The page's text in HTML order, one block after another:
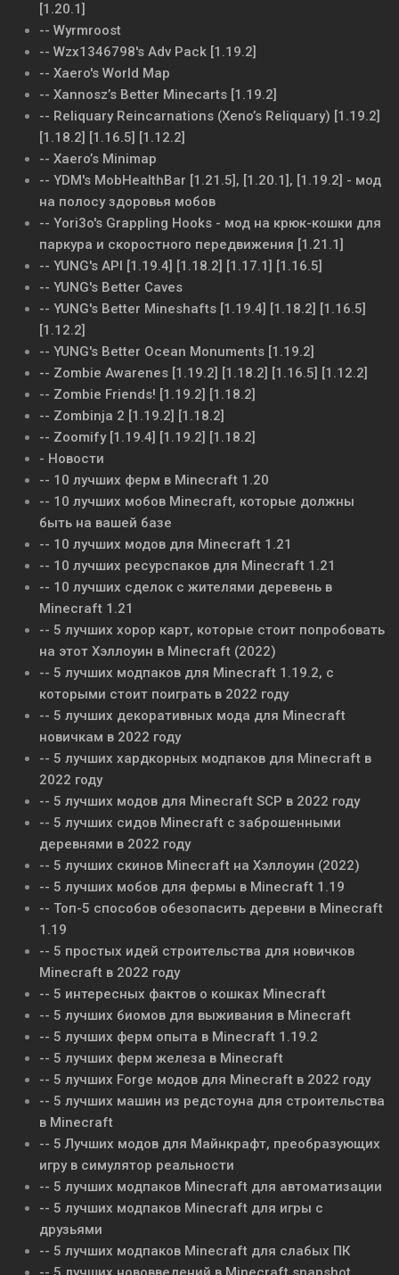
[1.20.1]
-- Wyrmroost
-- Wzx1346798's Adv Pack [1.19.2]
-- Xaero's World Map
-- Xannosz’s Better Minecarts [1.19.2]
-- Reliquary Reincarnations (Xeno’s Reliquary) [1.19.2]
[1.18.2] [1.16.5] [1.12.2]
-- Xаero’s Minimаp
-- YDM's MobHealthBar [1.21.5], [1.20.1], [1.19.2] - мод
на полосу здоровья мобов
-- Yori3o's Grappling Hooks - мод на крюк-кошки для
паркура и скоростного передвижения [1.21.1]
-- YUNG's API [1.19.4] [1.18.2] [1.17.1] [1.16.5]
-- YUNG's Better Caves
-- YUNG's Better Mineshafts [1.19.4] [1.18.2] [1.16.5]
[1.12.2]
-- YUNG's Better Ocean Monuments [1.19.2]
-- Zombie Awarenes [1.19.2] [1.18.2] [1.16.5] [1.12.2]
-- Zombie Friends! [1.19.2] [1.18.2]
-- Zombinja 2 [1.19.2] [1.18.2]
-- Zoomify [1.19.4] [1.19.2] [1.18.2]
- Новости
-- 10 лучших ферм в Minecraft 1.20
-- 10 лучших мобов Minecraft, которые должны
быть на вашей базе
-- 10 лучших модов для Minecraft 1.21
-- 10 лучших ресурспаков для Minecraft 1.21
-- 10 лучших сделок с жителями деревень в
Minecraft 1.21
-- 5 лучших хорор карт, которые стоит попробовать
на этот Хэллоуин в Minecraft (2022)
-- 5 лучших модпаков для Minecraft 1.19.2, с
которыми стоит поиграть в 2022 году
-- 5 лучших декоративных мода для Minecraft
новичкам в 2022 году
-- 5 лучших хардкорных модпаков для Minecraft в
2022 году
-- 5 лучших модов для Minecraft SCP в 2022 году
-- 5 лучших сидов Minecraft с заброшенными
деревнями в 2022 году
-- 5 лучших скинов Minecraft на Хэллоуин (2022)
-- 5 лучших мобов для фермы в Minecraft 1.19
-- Топ-5 способов обезопасить деревни в Minecraft
1.19
-- 5 простых идей строительства для новичков
Minecraft в 2022 году
-- 5 интересных фактов о кошках Minecraft
-- 5 лучших биомов для выживания в Minecraft
-- 5 лучших ферм опыта в Minecraft 1.19.2
-- 5 лучших ферм железа в Minecraft
-- 5 лучших Forge модов для Minecraft в 2022 году
-- 5 лучших машин из редстоуна для строительства
в Minecraft
-- 5 Лучших модов для Майнкрафт, преобразующих
игру в симулятор реальности
-- 5 лучших модпаков Minecraft для автоматизации
-- 5 лучших модпаков Minecraft для игры с
друзьями
-- 5 лучших модпаков Minecraft для слабых ПК